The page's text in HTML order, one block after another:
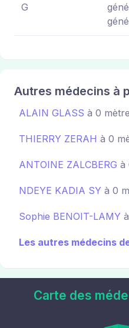
G
Autres médecins à
ALAIN GLASS à 0
THIERRY ZERAH à 0
ANTOINE ZALCBERG à
NDEYE KADIA SY à 0
Sophie BENOIT-LAMY
Les autres médecins
Carte des